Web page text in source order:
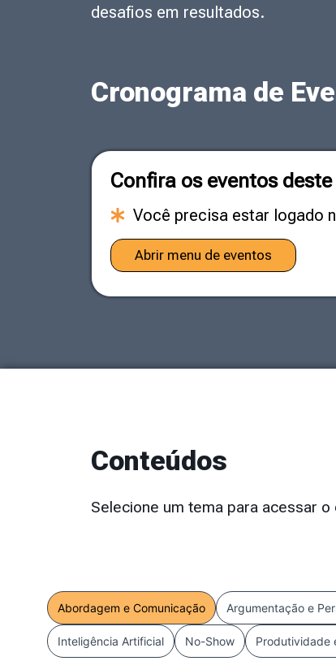
desafios em resultados.
Cronograma de
Confira os eventos
Você precisa estar logado
Abrir menu de eventos
Conteúdos
Selecione um tema para acessar
Abordagem e Comunicação Argumentação e
Inteligência Artificial No-Show Produtividade